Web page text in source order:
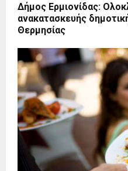
Δήμος Ερμιονίδας:
ανακατασκευής
Θερμησίας